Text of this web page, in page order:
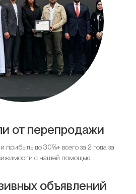
от перепродажи
до 30%+ всего за 2 года за
с нашей помощью.
объявлений